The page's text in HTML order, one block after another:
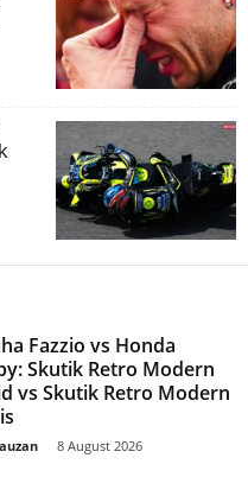
Fazzio vs Honda
Skutik Retro Modern
vs Skutik Retro Modern
8 August 2026